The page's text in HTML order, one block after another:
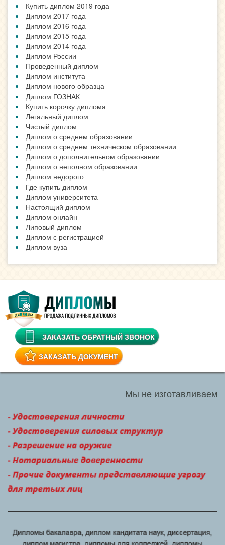
Купить диплом 2019 года
Диплом 2017 года
Диплом 2016 года
Диплом 2015 года
Диплом 2014 года
Диплом России
Проведенный диплом
Диплом института
Диплом нового образца
Диплом ГОЗНАК
Купить корочку диплома
Легальный диплом
Чистый диплом
Диплом о среднем образовании
Диплом о среднем техническом образовании
Диплом о дополнительном образовании
Диплом о неполном образовании
Диплом недорого
Где купить диплом
Диплом университета
Настоящий диплом
Диплом онлайн
Липовый диплом
Диплом с регистрацией
Диплом вуза
ЗАКАЗАТЬ ОБРАТНЫЙ ЗВОНОК
ЗАКАЗАТЬ ДОКУМЕНТ
Мы не изготавливаем